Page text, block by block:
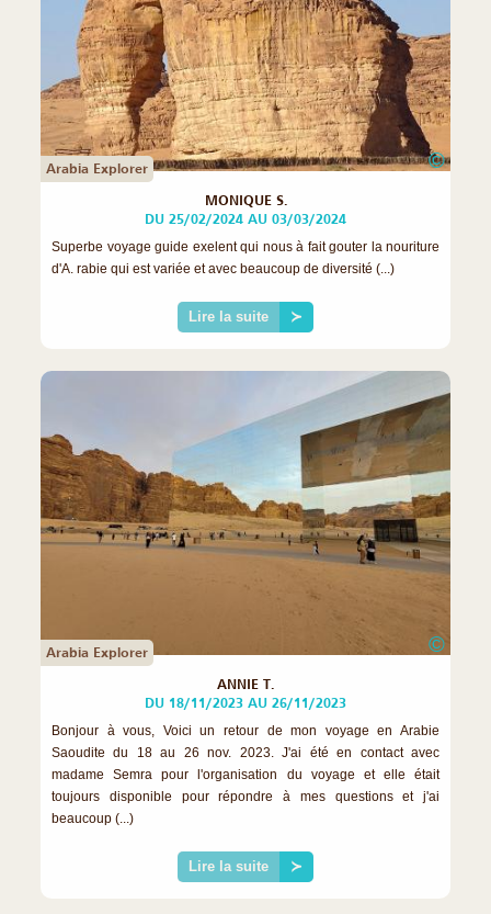
Arabia Explorer ©
MONIQUE S.
DU 25/02/2024 AU 03/03/2024
Superbe voyage guide exelent qui nous à fait gouter la nouriture
d'A. rabie qui est variée et avec beaucoup de diversité (...)
Lire la suite ≻
Arabia Explorer ©
ANNIE T.
DU 18/11/2023 AU 26/11/2023
Bonjour à vous, Voici un retour de mon voyage en Arabie
Saoudite du 18 au 26 nov. 2023. J'ai été en contact avec
madame Semra pour l'organisation du voyage et elle était
toujours disponible pour répondre à mes questions et j'ai
beaucoup (...)
Lire la suite ≻